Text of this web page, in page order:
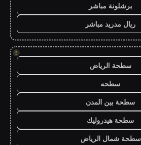
برشلونة مباشر
ريال مدريد مباشر
!
سطحة الرياض
سطحه
سطحة بين المدن
سطحة هيدروليك
سطحة شمال الرياض